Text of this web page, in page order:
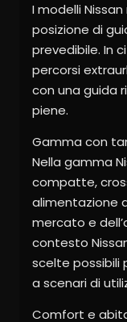
I modelli
posizione di
prevedibile. In
percorsi
con una guida
piene.
Gamma con
Nella gamma
compatte,
alimentazione
mercato e
contesto
scelte possibili
a scenari di
Comfort e